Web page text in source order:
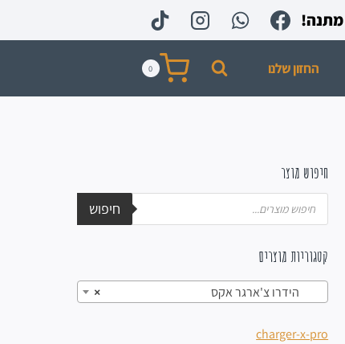
החזון שלנו 0
חיפוש מוצר
חיפוש
קטגוריות מוצרים
× הידרו צ'ארגר אקס
charger-x-pro